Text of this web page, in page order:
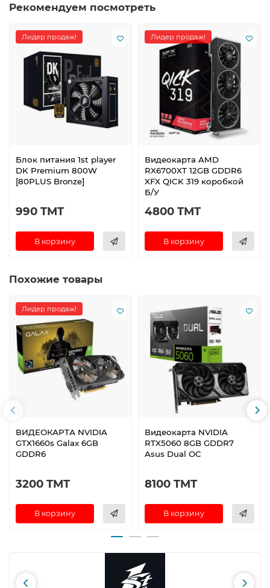
Рекомендуем посмотреть
Лидер продаж!
Блок питания 1st player
DK Premium 800W
[80PLUS Bronze]
990 TMT
В корзину
Лидер продаж!
Видеокарта AMD
RX6700XT 12GB GDDR6
XFX QICK 319 коробкой
Б/У
4800 TMT
В корзину
Похожие товары
Лидер продаж!
ВИДЕОКАРТА NVIDIA
GTX1660s Galax 6GB
GDDR6
3200 TMT
В корзину
Видеокарта NVIDIA
RTX5060 8GB GDDR7
Asus Dual OC
8100 TMT
В корзину